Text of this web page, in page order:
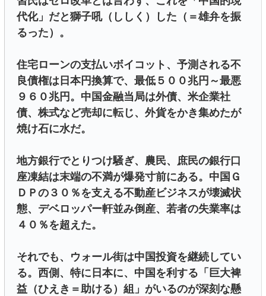
代化」だと獅子吼（ししく）した（＝雄弁を振
るった）。
住宅ローンの支払いボイコット、予測される不
良債権は日本円換算で、最低５００兆円～最悪
９６０兆円。中国金融当局は外債、米企業社
債、株式など売却に転じ、外貨をかき集めたが
焼け石に水だ。
地方銀行でとりつけ騒ぎ、農民、庶民の銀行口
座凍結は末端の不満が爆発寸前にある。中国Ｇ
ＤＰの３０％を支える不動産ビジネスが壊滅状
態、デベロッパー軒並み倒産、若者の失業率は
４０％を超えた。
それでも、ウォール街は中国投資を継続してい
る。西側、特に日本に、中国を利する「巨大裨
益（ひえき＝助ける）組」がいるのが深刻な懸